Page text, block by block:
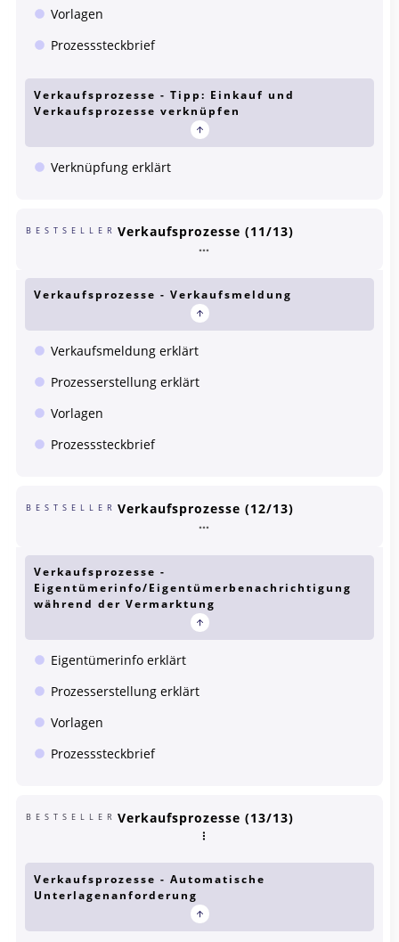
Vorlagen
Prozesssteckbrief
Verkaufsprozesse - Tipp: Einkauf und
Verkaufsprozesse verknüpfen
Verknüpfung erklärt
BESTSELLER Verkaufsprozesse (11/13)
Verkaufsprozesse - Verkaufsmeldung
Verkaufsmeldung erklärt
Prozesserstellung erklärt
Vorlagen
Prozesssteckbrief
BESTSELLER Verkaufsprozesse (12/13)
Verkaufsprozesse -
Eigentümerinfo/Eigentümerbenachrichtigung
während der Vermarktung
Eigentümerinfo erklärt
Prozesserstellung erklärt
Vorlagen
Prozesssteckbrief
BESTSELLER Verkaufsprozesse (13/13)
Verkaufsprozesse - Automatische
Unterlagenanforderung